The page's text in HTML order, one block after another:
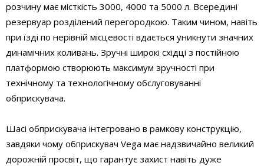
розчину має місткість 3000, 4000 та 5000 л. Всередині
резервуар розділений перегородкою. Таким чином, навіть
при їзді по нерівній місцевості вдається уникнути значних
динамічних коливань. Зручні широкі східці з постійною
платформою створюють максимум зручності при
технічному та технологічному обслуговуванні
обприскувача.
Шасі обприскувача інтегровано в рамкову конструкцію,
завдяки чому обприскувач Vega має надзвичайно великий
дорожній просвіт, що гарантує захист навіть дуже